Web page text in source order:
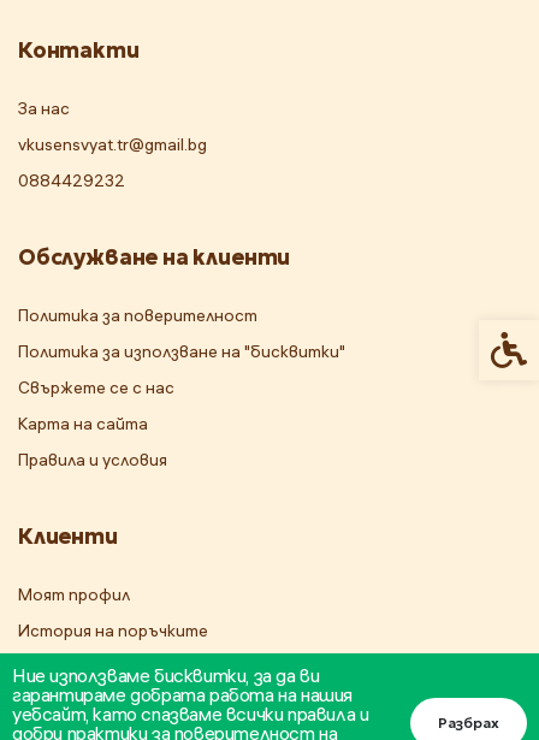
Ние използваме бисквитки, за да ви
гарантираме добрата работа на нашия
уебсайт, като спазваме всички правила и
добри практики за поверителност на
Разбрах
Контакти
За нас
vkusensvyat.tr@gmail.bg
0884429232
Обслужване на клиенти
Политика за поверителност
Политика за използване на "бисквитки"
Свържете се с нас
Карта на сайта
Правила и условия
Клиенти
Моят профил
История на поръчките
Бюлетин